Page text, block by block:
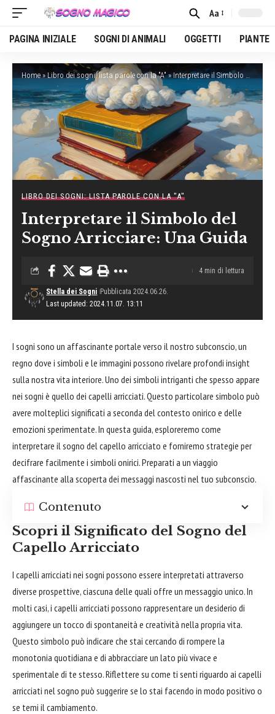
Font
Resizer
Aa
PAGINA INIZIALE SOGNI DI ANIMALI OGGETTI PIANTE
Home»Libro dei sogni: lista parole con la "A"»Interpretare il Simbolo del Sogno Arricciare: Una Guida
LIBRO DEI SOGNI: LISTA PAROLE CON LA "A"
Interpretare il Simbolo del
Sogno Arricciare: Una Guida
Last updated: 2024.11.07. 13:11
Stella dei Sogni Pubblicata 2024.06.26.
4 min di lettura
I sogni sono un affascinante portale verso il nostro subconscio, un
regno dove i simboli e le immagini possono rivelare profondi insight
sulla nostra vita interiore. Uno dei simboli intriganti che spesso appare
nei sogni è quello dei capelli arricciati. Questo particolare simbolo può
avere molteplici significati a seconda del contesto onirico e delle
emozioni sperimentate. In questa guida, esploreremo come
interpretare il sogno del capello arricciato e forniremo strategie per
decifrare facilmente i simboli onirici. Preparati a un viaggio
affascinante alla scoperta dei messaggi nascosti nel tuo subconscio.
Contenuto
Scopri il Significato del Sogno del
Capello Arricciato
I capelli arricciati nei sogni possono essere interpretati attraverso
diverse prospettive, ciascuna delle quali offre un messaggio unico. In
molti casi, i capelli arricciati possono rappresentare un desiderio di
aggiungere un tocco di spontaneità e creatività nella propria vita.
Questo simbolo può indicare che stai cercando di rompere la
monotonia quotidiana e di abbracciare un lato più vivace e
sperimentale di te stesso. Riflettere su come ti senti riguardo ai capelli
arricciati nel sogno può suggerire se lo stai facendo in modo positivo o
se temi il cambiamento.